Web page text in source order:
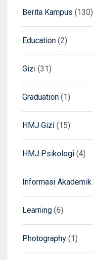
Berita Kampus (130)
Education (2)
Gizi (31)
Graduation (1)
HMJ Gizi (15)
HMJ Psikologi (4)
Informasi Akademik
Learning (6)
Photography (1)